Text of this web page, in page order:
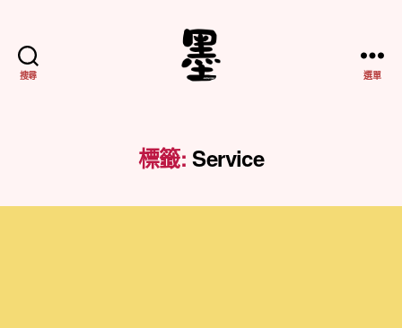
搜尋
業
紀
選單
標籤: Service